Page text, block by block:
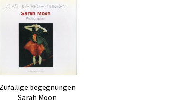
Zufällige begegnungen
Sarah Moon